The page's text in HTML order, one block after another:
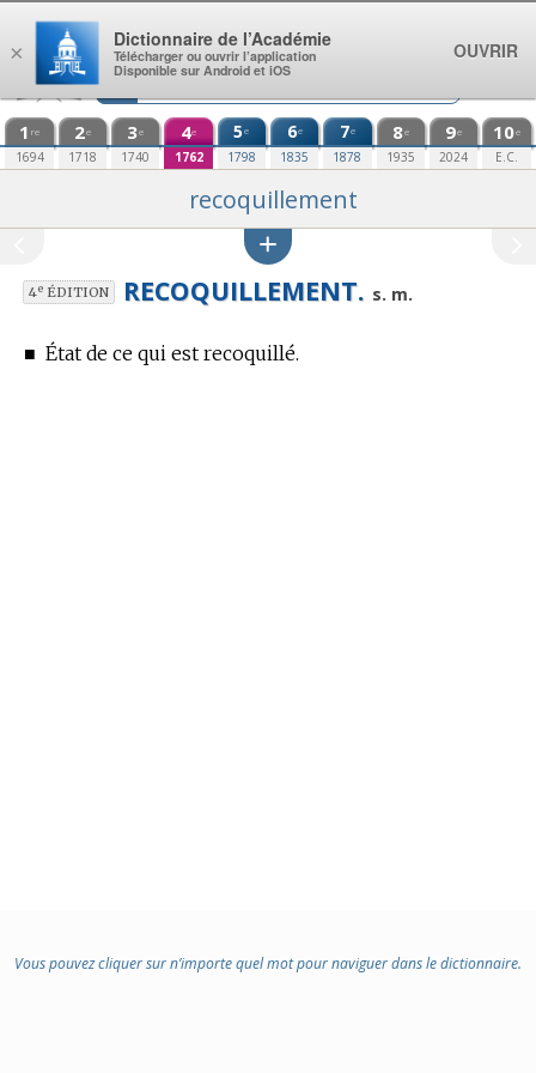
Aller au contenu
1 re
1694
2e
1718
3e
1740
4e
1762
5e
1798
6e
1835
7e
1878
8e
1935
9e
2024
10e
E.C.
recoquillement
4eÉDITION RECOQUILLEMENT. s. m.
■ État de ce qui est recoquillé.
Vous pouvez cliquer sur n’importe quel mot pour naviguer dans le dictionnaire.
×
Dictionnaire de l’Académie
Télécharger ou ouvrir l’application
Disponible sur Android et iOS
OUVRIR